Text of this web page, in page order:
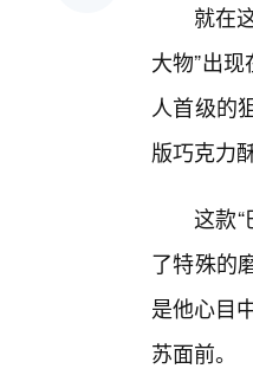
就在
大物”出
人首级的
版巧克力
这款
了特殊的
是他心目
苏面前。